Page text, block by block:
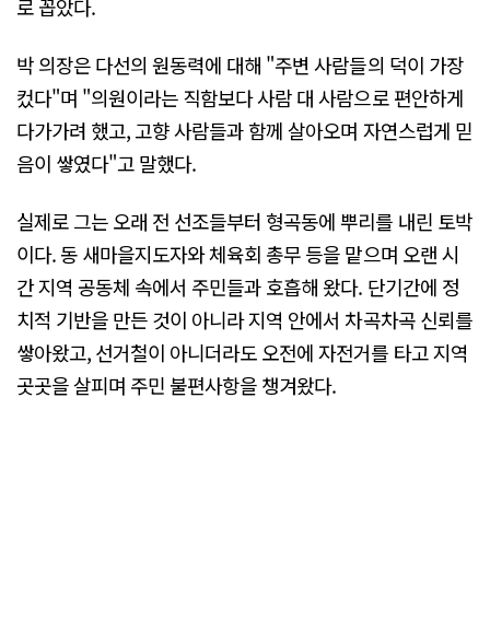
로 꼽았다.
박 의장은 다선의 원동력에 대해 "주변 사람들의 덕이 가장
컸다"며 "의원이라는 직함보다 사람 대 사람으로 편안하게
다가가려 했고, 고향 사람들과 함께 살아오며 자연스럽게 믿
음이 쌓였다"고 말했다.
실제로 그는 오래 전 선조들부터 형곡동에 뿌리를 내린 토박
이다. 동 새마을지도자와 체육회 총무 등을 맡으며 오랜 시
간 지역 공동체 속에서 주민들과 호흡해 왔다. 단기간에 정
치적 기반을 만든 것이 아니라 지역 안에서 차곡차곡 신뢰를
쌓아왔고, 선거철이 아니더라도 오전에 자전거를 타고 지역
곳곳을 살피며 주민 불편사항을 챙겨왔다.